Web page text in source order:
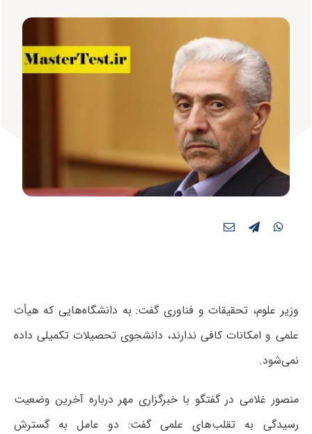
وزیر علوم، تحقیقات و فناوری گفت: به دانشگاه‌هایی که هیأت
علمی و امکانات کافی ندارند، دانشجوی تحصیلات تکمیلی داده
نمی‌شود.
منصور غلامی در گفتگو با خبرگزاری مهر درباره آخرین وضعیت
رسیدگی به تقلب‌های علمی گفت: دو عامل به گسترش